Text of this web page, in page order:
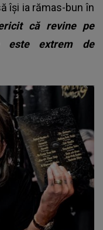
își ia rămas-bun în
că revine pe
este extrem de